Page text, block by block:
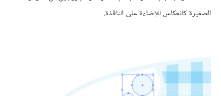
الصغيرة كانعكاس للإضاءة على النافذة.